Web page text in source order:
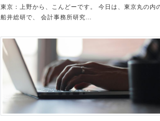
東京：上野から、こんどーです。 今日は、東京丸の内
船井総研で、 会計事務所研究…